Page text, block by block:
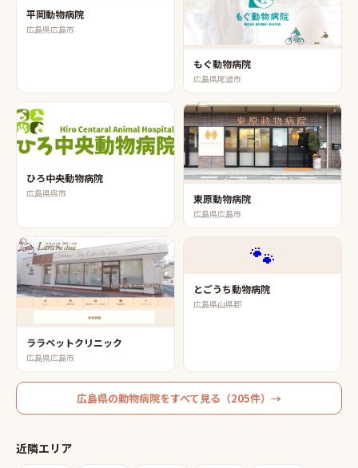
平岡動物病院
広島県広島市
もぐ動物病院
広島県尾道市
ひろ中央動物病院
広島県呉市 東原動物病院
広島県広島市
ララペットクリニック
広島県広島市
🐾
とごうち動物病院
広島県山県郡
広島県の動物病院をすべて見る（205件）→
近隣エリア